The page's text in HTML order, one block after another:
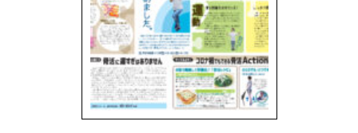
院長あいさつ
幹部紹介
理念・方針・患者さんの権利
ご来院される方へトップ
外来について
初診の方へ
再診の方へ
診療科・センター・部門
医療機関・医療者の方へ
医療機関・医療者の方へトップ